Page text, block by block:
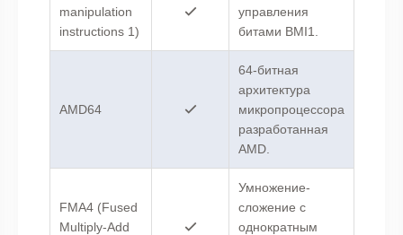
manipulation
instructions 1)
управления
битами BMI1.
AMD64
64-битная
архитектура
микропроцессора
разработанная
AMD.
FMA4 (Fused
Multiply-Add
Умножение-
сложение с
однократным